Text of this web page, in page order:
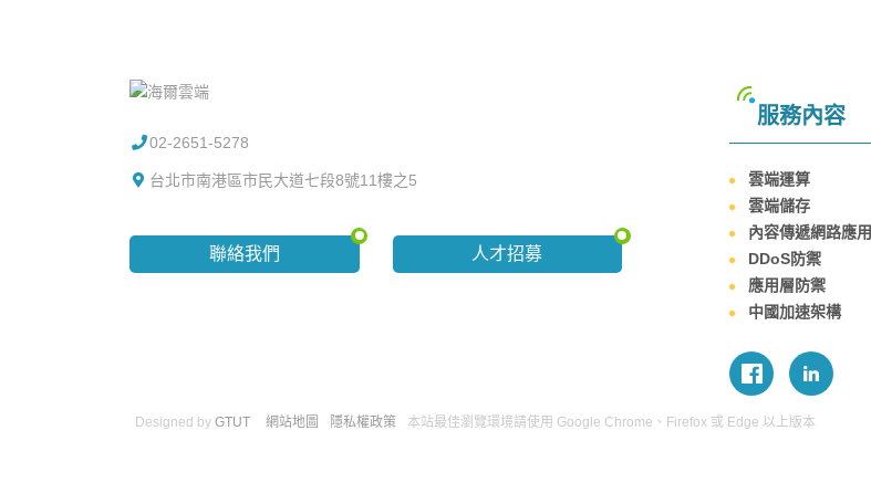
02-2651-5278
台北市南港區市民大道七段8號11樓之5
聯絡我們 人才招募
服務內容
雲端運算
雲端儲存
內容傳遞網路應用
DDoS防禦
應用層防禦
中國加速架構
Designed by GTUT 網站地圖 隱私權政策 本站最佳瀏覽環境請使用 Google Chrome、Firefox 或 Edge 以上版本